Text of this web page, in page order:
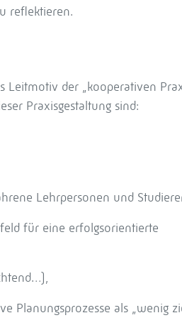
reflektieren.
der „kooperativen
Praxisgestaltung sind:
Lehrpersonen und
für eine erfolgsorientierte
Planungsprozesse als „wenig